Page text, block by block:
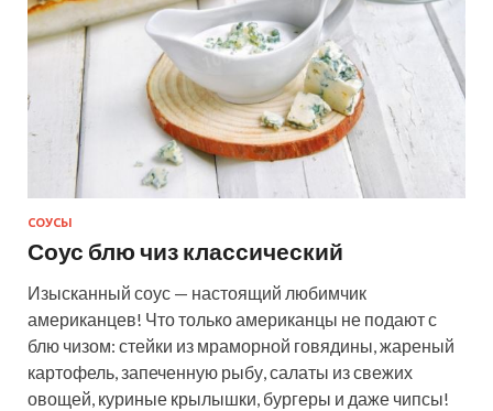
СОУСЫ
Соус блю чиз классический
Изысканный соус — настоящий любимчик
американцев! Что только американцы не подают с
блю чизом: стейки из мраморной говядины, жареный
картофель, запеченную рыбу, салаты из свежих
овощей, куриные крылышки, бургеры и даже чипсы!